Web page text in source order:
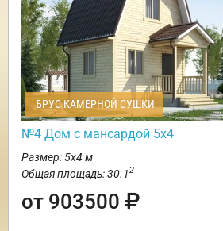
БРУС КАМЕРНОЙ СУШКИ
№4 Дом с мансардой 5х4
Размер: 5х4 м
Общая площадь: 30.12
от 903500